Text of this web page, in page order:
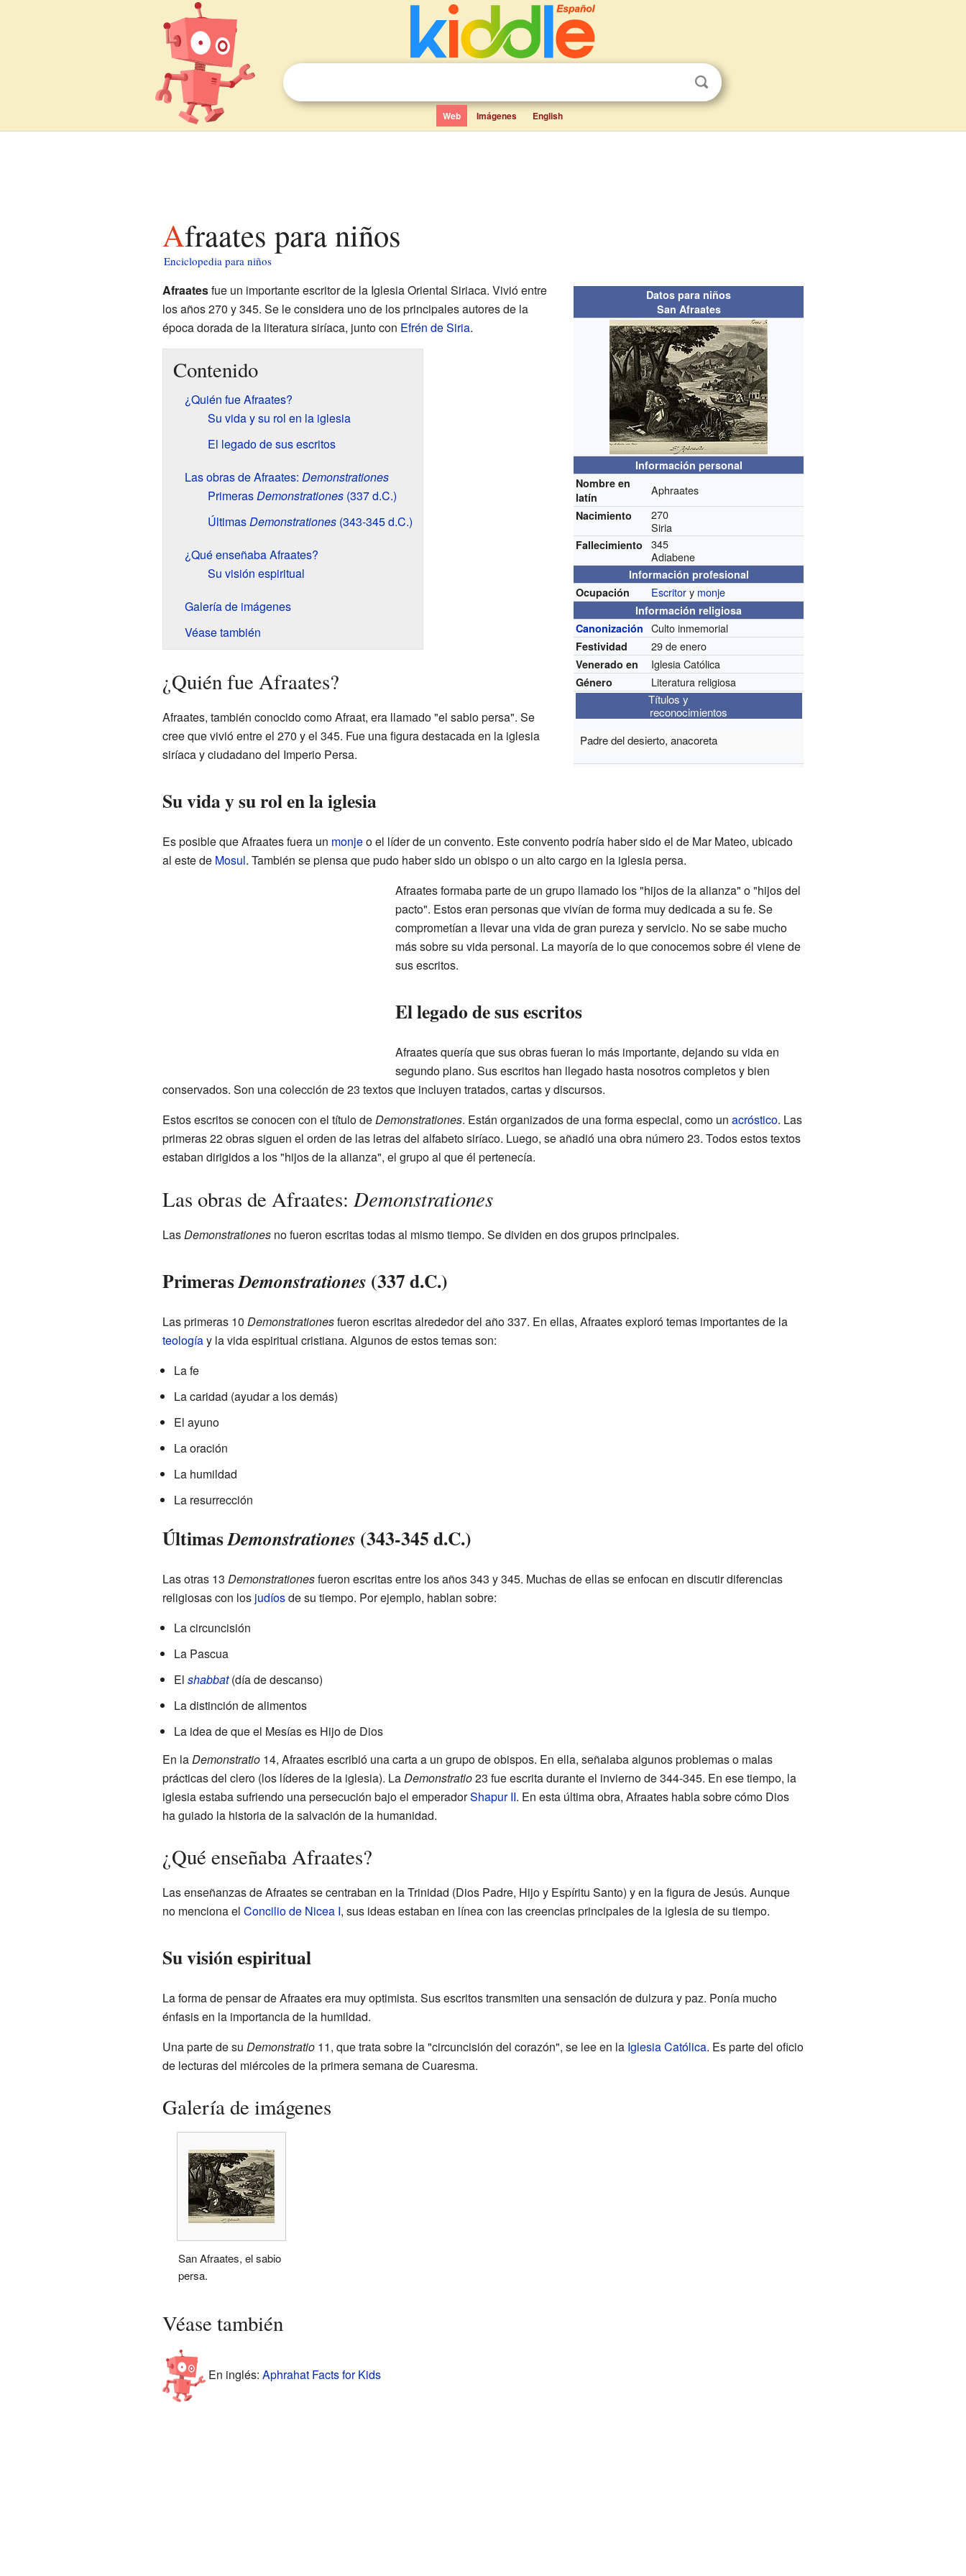
Web Imágenes English
Afraates para niños
Enciclopedia para niños
Datos para niños
San Afraates
Información personal
Nombre en
latín
Aphraates
Nacimiento
270
Siria
Fallecimiento
345
Adiabene
Información profesional
Ocupación
Escritory monje
Información religiosa
Canonización
Culto inmemorial
Festividad 29 de enero
Venerado en Iglesia Católica
Género
Literatura religiosa
Títulos y
reconocimientos
Padre del desierto, anacoreta
Afraatesfue un importante escritor de la Iglesia Oriental Siriaca. Vivió entre
los años 270 y 345. Se le considera uno de los principales autores de la
época dorada de la literatura siríaca, junto con Efrén de Siria.
Contenido
¿Quién fue Afraates?
Su vida y su rol en la iglesia
El legado de sus escritos
Las obras de Afraates: Demonstrationes
PrimerasDemonstrationes(337 d.C.)
ÚltimasDemonstrationes(343-345 d.C.)
¿Qué enseñaba Afraates?
Su visión espiritual
Galería de imágenes
Véase también
¿Quién fue Afraates?
Afraates, también conocido como Afraat, era llamado "el sabio persa". Se
cree que vivió entre el 270 y el 345. Fue una figura destacada en la iglesia
siríaca y ciudadano del Imperio Persa.
Su vida y su rol en la iglesia
Es posible que Afraates fuera un monjeo el líder de un convento. Este convento podría haber sido el de Mar Mateo, ubicado
al este de Mosul. También se piensa que pudo haber sido un obispo o un alto cargo en la iglesia persa.
Afraates formaba parte de un grupo llamado los "hijos de la alianza" o "hijos del
pacto". Estos eran personas que vivían de forma muy dedicada a su fe. Se
comprometían a llevar una vida de gran pureza y servicio. No se sabe mucho
más sobre su vida personal. La mayoría de lo que conocemos sobre él viene de
sus escritos.
El legado de sus escritos
Afraates quería que sus obras fueran lo más importante, dejando su vida en
segundo plano. Sus escritos han llegado hasta nosotros completos y bien
conservados. Son una colección de 23 textos que incluyen tratados, cartas y discursos.
Estos escritos se conocen con el título deDemonstrationes. Están organizados de una forma especial, como un acróstico. Las
primeras 22 obras siguen el orden de las letras del alfabeto siríaco. Luego, se añadió una obra número 23. Todos estos textos
estaban dirigidos a los "hijos de la alianza", el grupo al que él pertenecía.
Las obras de Afraates:Demonstrationes
LasDemonstrationesno fueron escritas todas al mismo tiempo. Se dividen en dos grupos principales.
PrimerasDemonstrationes (337 d.C.)
Las primeras 10 Demonstrationesfueron escritas alrededor del año 337. En ellas, Afraates exploró temas importantes de la
teologíay la vida espiritual cristiana. Algunos de estos temas son:
La fe
La caridad (ayudar a los demás)
El ayuno
La oración
La humildad
La resurrección
ÚltimasDemonstrationes (343-345 d.C.)
Las otras 13 Demonstrationesfueron escritas entre los años 343 y 345. Muchas de ellas se enfocan en discutir diferencias
religiosas con los judíosde su tiempo. Por ejemplo, hablan sobre:
La circuncisión
La Pascua
El shabbat(día de descanso)
La distinción de alimentos
La idea de que el Mesías es Hijo de Dios
En laDemonstratio14, Afraates escribió una carta a un grupo de obispos. En ella, señalaba algunos problemas o malas
prácticas del clero (los líderes de la iglesia). LaDemonstratio23 fue escrita durante el invierno de 344-345. En ese tiempo, la
iglesia estaba sufriendo una persecución bajo el emperadorShapur II. En esta última obra, Afraates habla sobre cómo Dios
ha guiado la historia de la salvación de la humanidad.
¿Qué enseñaba Afraates?
Las enseñanzas de Afraates se centraban en la Trinidad (Dios Padre, Hijo y Espíritu Santo) y en la figura de Jesús. Aunque
no menciona el Concilio de Nicea I, sus ideas estaban en línea con las creencias principales de la iglesia de su tiempo.
Su visión espiritual
La forma de pensar de Afraates era muy optimista. Sus escritos transmiten una sensación de dulzura y paz. Ponía mucho
énfasis en la importancia de la humildad.
Una parte de su Demonstratio11, que trata sobre la "circuncisión del corazón", se lee en la Iglesia Católica. Es parte del oficio
de lecturas del miércoles de la primera semana de Cuaresma.
Galería de imágenes
San Afraates, el sabio
persa.
Véase también
En inglés: Aphrahat Facts for Kids